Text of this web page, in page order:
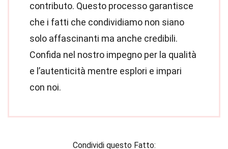
contributo. Questo processo garantisce
che i fatti che condividiamo non siano
solo affascinanti ma anche credibili.
Confida nel nostro impegno per la qualità
e l’autenticità mentre esplori e impari
con noi.
Condividi questo Fatto: